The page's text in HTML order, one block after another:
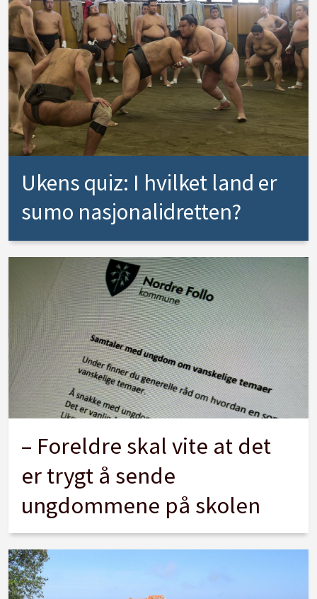
Ukens quiz: I hvilket land er
sumo nasjonalidretten?
– Foreldre skal vite at det
er trygt å sende
ungdommene på skolen